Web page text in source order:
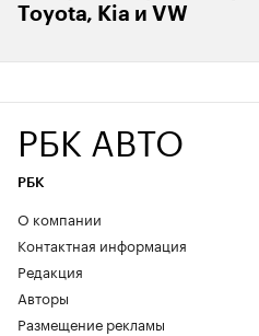
Toyota, Kia и VW
РБК АВТО
РБК
О компании
Контактная информация
Редакция
Авторы
Размещение рекламы